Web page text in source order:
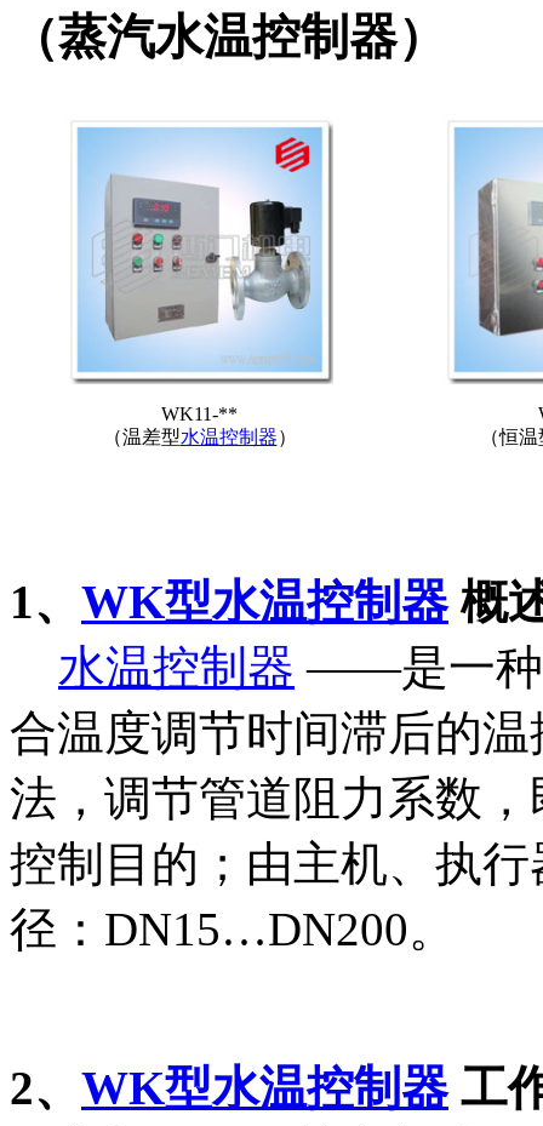
（蒸汽水温控制器）
WK11-**
（温差型水温控制器）
（恒
1、 WK型水温控制器概
水温控制器 ——是一种
合温度调节时间滞后的
法，调节管道阻力系数
控制目的；由主机、执
径：DN15…DN200。
2、 WK型水温控制器工